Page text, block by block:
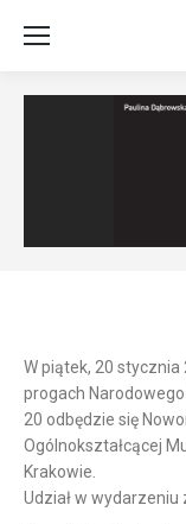
W piątek, 20 stycznia
progach
20 odbędzie się
Ogólnokształcącej
Krakowie.
Udział w wydarzeniu